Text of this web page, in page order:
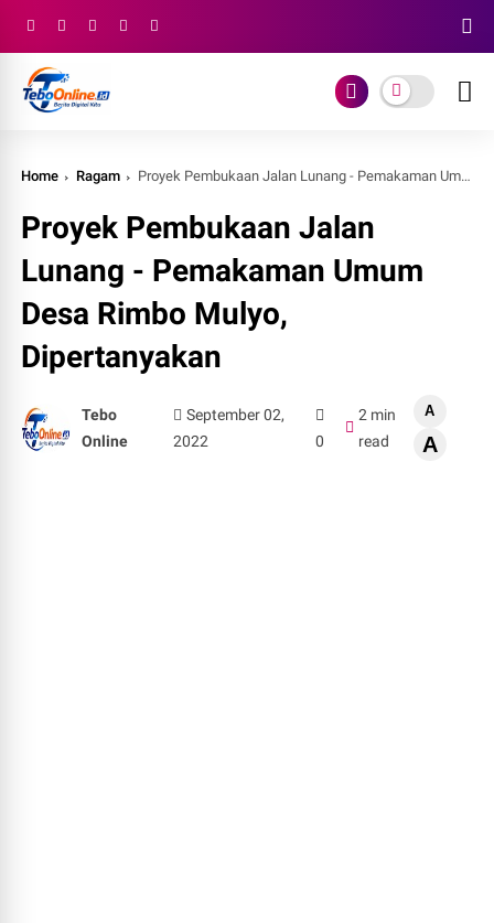
Home Ragam Proyek Pembukaan Jalan Lunang - Pemakaman Umum Desa Rimbo Mulyo, Dipertanyakan
Proyek Pembukaan Jalan
Lunang - Pemakaman Umum
Desa Rimbo Mulyo,
Dipertanyakan
Tebo
Online
September 02,
2022
0
2 min
read
A
A